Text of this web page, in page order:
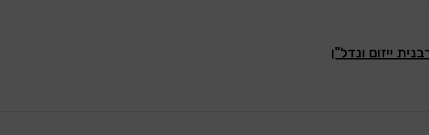
ייזום ונדל"ן